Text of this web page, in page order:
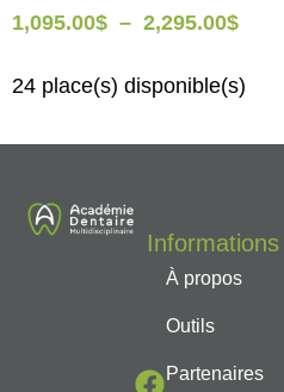
1,095.00$ – 2,295.00$
24 place(s) disponible(s)
Informations
À propos
Outils
Partenaires